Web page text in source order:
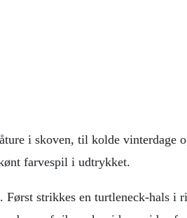
i skoven, til kolde
farvespil i udtrykket.
Først strikkes en turtleneck-hals